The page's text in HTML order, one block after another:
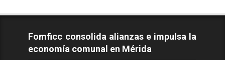
Fomficc consolida alianzas e impulsa la
economía comunal en Mérida